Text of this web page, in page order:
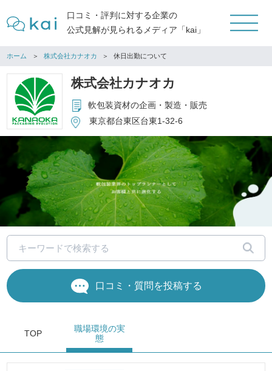
口コミ・評判に対する企業の
公式見解が見られるメディア「kai」
ホーム 株式会社カナオカ 休日出勤について
株式会社カナオカ
軟包装資材の企画・製造・販売
東京都台東区台東1-32-6
口コミ・質問を投稿する
TOP
職場環境の実
態